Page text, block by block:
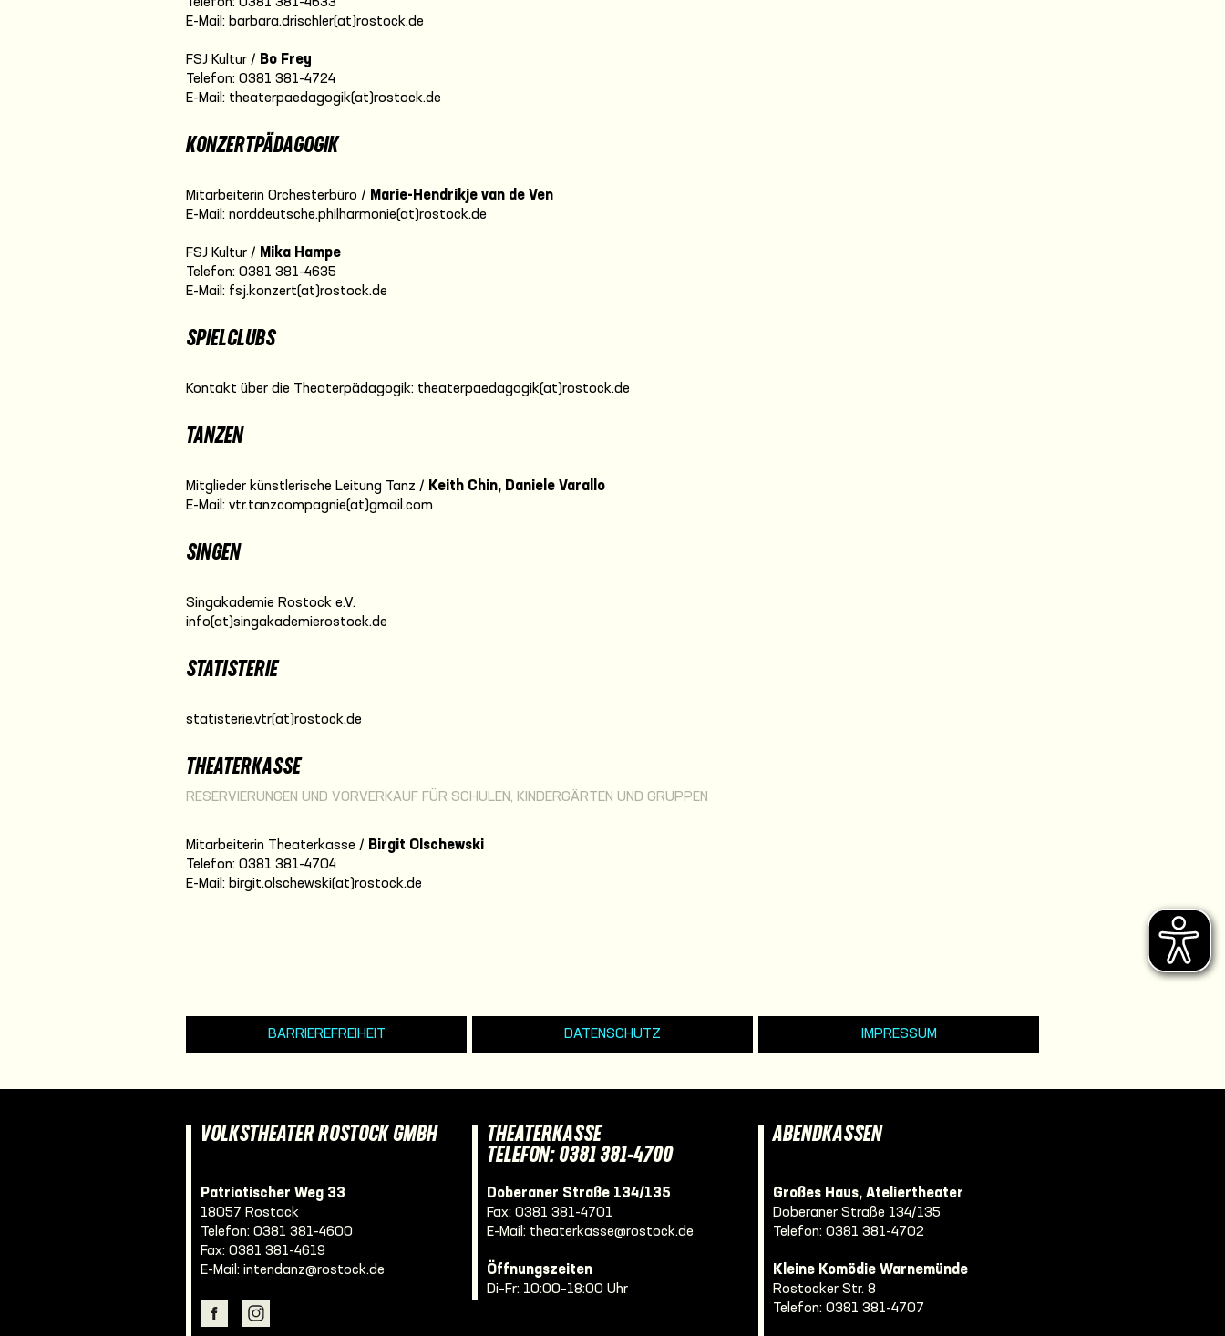
E-Mail: barbara.drischler(at)rostock.de
FSJ Kultur / Bo Frey
Telefon: 0381 381-4724
E-Mail: theaterpaedagogik(at)rostock.de
KONZERTPÄDAGOGIK
Mitarbeiterin Orchesterbüro / Marie-Hendrikje van de Ven
E-Mail: norddeutsche.philharmonie(at)rostock.de
FSJ Kultur / Mika Hampe
Telefon: 0381 381-4635
E-Mail: fsj.konzert(at)rostock.de
SPIELCLUBS
Kontakt über die Theaterpädagogik: theaterpaedagogik(at)rostock.de
TANZEN
Mitglieder künstlerische Leitung Tanz / Keith Chin, Daniele Varallo
E-Mail: vtr.tanzcompagnie(at)gmail.com
SINGEN
Singakademie Rostock e.V.
info(at)singakademierostock.de
STATISTERIE
statisterie.vtr(at)rostock.de
THEATERKASSE
RESERVIERUNGEN UND VORVERKAUF FÜR SCHULEN, KINDERGÄRTEN UND GRUPPEN
Mitarbeiterin Theaterkasse / Birgit Olschewski
Telefon: 0381 381-4704
E-Mail: birgit.olschewski(at)rostock.de
BARRIEREFREIHEIT DATENSCHUTZ IMPRESSUM
VOLKSTHEATER ROSTOCK GMBH
Patriotischer Weg 33
18057 Rostock
Telefon: 0381 381-4600
Fax: 0381 381-4619
E-Mail: intendanz@rostock.de
THEATERKASSE
TELEFON: 0381 381-4700
Doberaner Straße 134/135
Fax: 0381 381-4701
E-Mail: theaterkasse@rostock.de
Öffnungszeiten
Di–Fr: 10:00–18:00 Uhr
ABENDKASSEN
Großes Haus, Ateliertheater
Doberaner Straße 134/135
Telefon: 0381 381-4702
Kleine Komödie Warnemünde
Rostocker Str. 8
Telefon: 0381 381-4707